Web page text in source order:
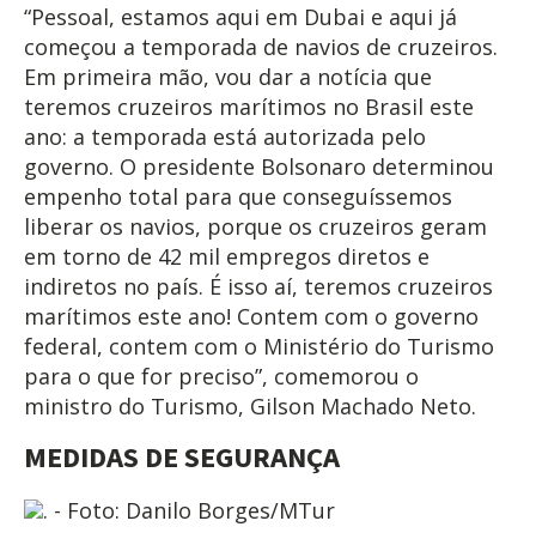
“Pessoal, estamos aqui em Dubai e aqui já
começou a temporada de navios de cruzeiros.
Em primeira mão, vou dar a notícia que
teremos cruzeiros marítimos no Brasil este
ano: a temporada está autorizada pelo
governo. O presidente Bolsonaro determinou
empenho total para que conseguíssemos
liberar os navios, porque os cruzeiros geram
em torno de 42 mil empregos diretos e
indiretos no país. É isso aí, teremos cruzeiros
marítimos este ano! Contem com o governo
federal, contem com o Ministério do Turismo
para o que for preciso”, comemorou o
ministro do Turismo, Gilson Machado Neto.
MEDIDAS DE SEGURANÇA
. - Foto: Danilo Borges/MTur